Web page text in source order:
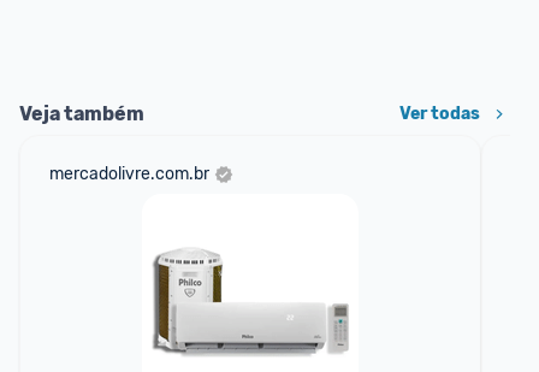
Veja também Ver todas
mercadolivre.com.br